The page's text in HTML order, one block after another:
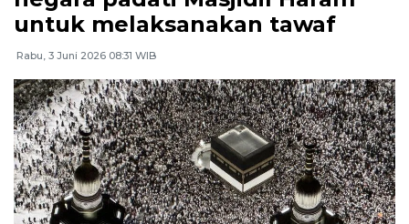
untuk melaksanakan tawaf
Rabu, 3 Juni 2026 08:31 WIB